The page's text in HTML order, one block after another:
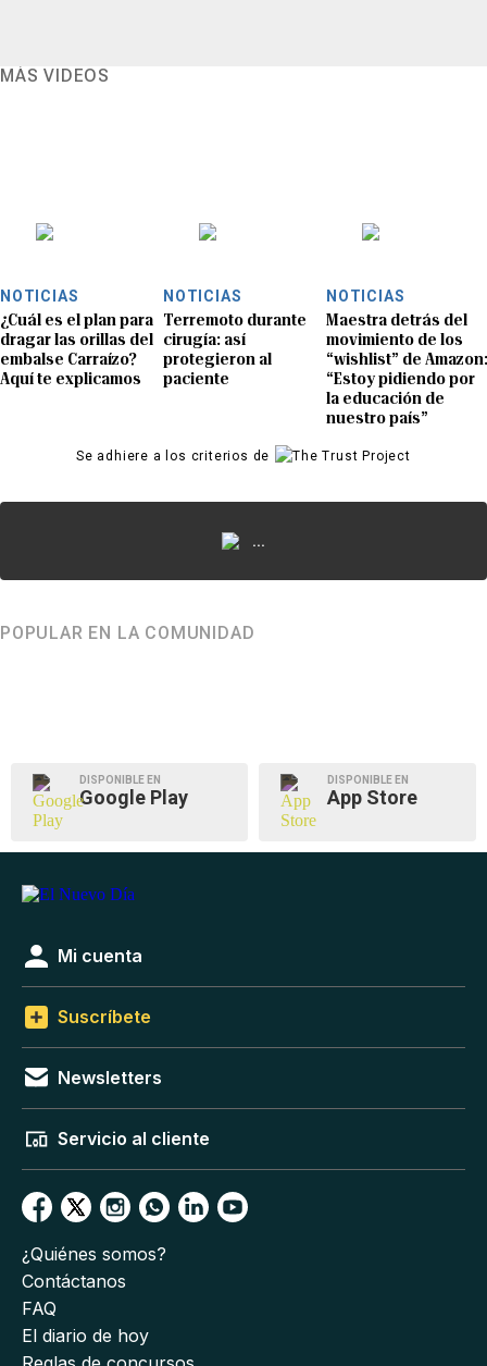
MÁS VIDEOS
NOTICIAS
¿Cuál es el plan para
dragar las orillas del
embalse Carraízo?
Aquí te explicamos
NOTICIAS
Terremoto durante
cirugía: así
protegieron al
paciente
NOTICIAS
Maestra detrás del
movimiento de los
“wishlist” de Amazon:
“Estoy pidiendo por
la educación de
nuestro país”
Se adhiere a los criterios de
...
POPULAR EN LA COMUNIDAD
DISPONIBLE EN
Google Play
DISPONIBLE EN
App Store
Mi cuenta
Suscríbete
Newsletters
Servicio al cliente
¿Quiénes somos?
Contáctanos
FAQ
El diario de hoy